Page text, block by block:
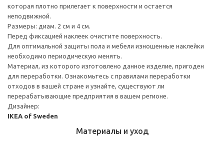
которая плотно прилегает к поверхности и остается
неподвижной.
Размеры: диам. 2 см и 4 см.
Перед фиксацией наклеек очистите поверхность.
Для оптимальной защиты пола и мебели изношенные наклейки
необходимо периодическую менять.
Материал, из которого изготовлено данное изделие, пригоден
для переработки. Ознакомьтесь с правилами переработки
отходов в вашей стране и узнайте, существуют ли
перерабатывающие предприятия в вашем регионе.
Дизайнер:
IKEA of Sweden
Материалы и уход